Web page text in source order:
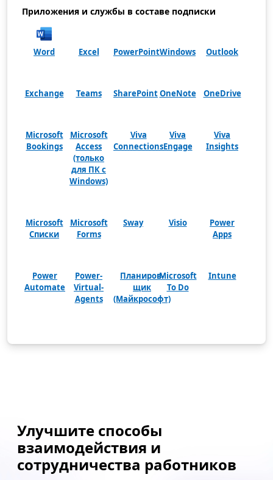
Приложения и службы в составе подписки
Word Excel PowerPointWindows Outlook
Exchange Teams SharePointOneNote OneDrive
Microsoft
Bookings
Microsoft
Access
(только
для ПК с
Windows)
Viva
Connections
Viva
Engage
Viva
Insights
Microsoft
Списки
Microsoft
Forms
Sway Visio
Power
Apps
Power
Automate
Power-
Virtual-
Agents
Планиров­
щик
(Майкрософт)
Microsoft
To Do
Intune
Улучшите способы
взаимодействия и
сотрудничества работников